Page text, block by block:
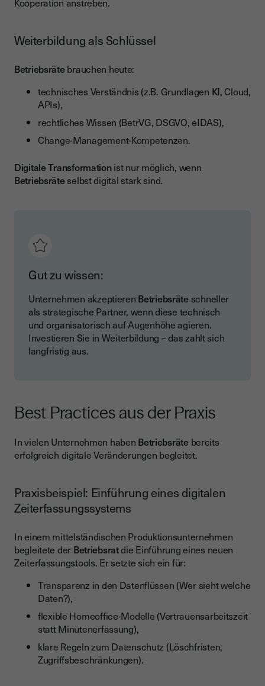
Weiterbildung als Schlüssel
Betriebsrätebrauchen heute:
technisches Verständnis (z.B. Grundlagen KI, Cloud,
APIs),
rechtliches Wissen (BetrVG, DSGVO, eIDAS),
Change-Management-Kompetenzen.
Digitale Transformationist nur möglich, wenn
Betriebsräteselbst digital stark sind.
Gut zu wissen:
Unternehmen akzeptieren Betriebsräteschneller
als strategische Partner, wenn diese technisch
und organisatorisch auf Augenhöhe agieren.
Investieren Sie in Weiterbildung – das zahlt sich
langfristig aus.
Best Practices aus der Praxis
In vielen Unternehmen haben Betriebsrätebereits
erfolgreich digitale Veränderungen begleitet.
Praxisbeispiel: Einführung eines digitalen
Zeiterfassungssystems
In einem mittelständischen Produktionsunternehmen
begleitete der Betriebsratdie Einführung eines neuen
Zeiterfassungstools. Er setzte sich ein für:
Transparenz in den Datenflüssen (Wer sieht welche
Daten?),
flexible Homeoffice-Modelle (Vertrauensarbeitszeit
statt Minutenerfassung),
klare Regeln zum Datenschutz (Löschfristen,
Zugriffsbeschränkungen).